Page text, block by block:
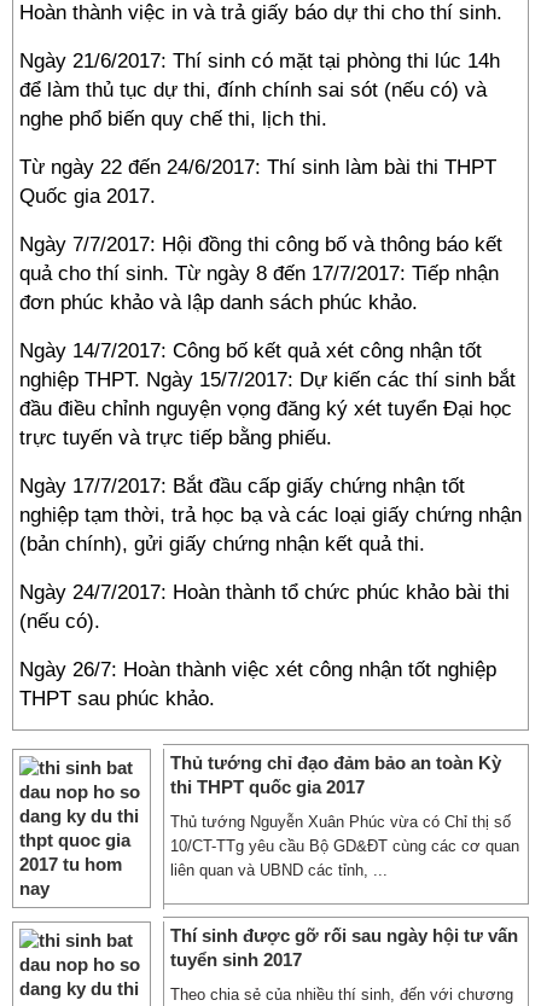
Hoàn thành việc in và trả giấy báo dự thi cho thí sinh.
Ngày 21/6/2017: Thí sinh có mặt tại phòng thi lúc 14h
để làm thủ tục dự thi, đính chính sai sót (nếu có) và
nghe phổ biến quy chế thi, lịch thi.
Từ ngày 22 đến 24/6/2017: Thí sinh làm bài thi THPT
Quốc gia 2017.
Ngày 7/7/2017: Hội đồng thi công bố và thông báo kết
quả cho thí sinh. Từ ngày 8 đến 17/7/2017: Tiếp nhận
đơn phúc khảo và lập danh sách phúc khảo.
Ngày 14/7/2017: Công bố kết quả xét công nhận tốt
nghiệp THPT. Ngày 15/7/2017: Dự kiến các thí sinh bắt
đầu điều chỉnh nguyện vọng đăng ký xét tuyển Đại học
trực tuyến và trực tiếp bằng phiếu.
Ngày 17/7/2017: Bắt đầu cấp giấy chứng nhận tốt
nghiệp tạm thời, trả học bạ và các loại giấy chứng nhận
(bản chính), gửi giấy chứng nhận kết quả thi.
Ngày 24/7/2017: Hoàn thành tổ chức phúc khảo bài thi
(nếu có).
Ngày 26/7: Hoàn thành việc xét công nhận tốt nghiệp
THPT sau phúc khảo.
Thủ tướng chỉ đạo đảm bảo an toàn Kỳ
thi THPT quốc gia 2017
Thủ tướng Nguyễn Xuân Phúc vừa có Chỉ thị số
10/CT-TTg yêu cầu Bộ GD&ĐT cùng các cơ quan
liên quan và UBND các tỉnh, ...
Thí sinh được gỡ rối sau ngày hội tư vấn
tuyển sinh 2017
Theo chia sẻ của nhiều thí sinh, đến với chương